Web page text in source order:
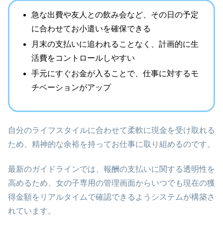
急な出費や友人との飲み会など、その日の予定
に合わせてお小遣いを確保できる
月末の支払いに追われることなく、計画的に生
活費をコントロールしやすい
手元にすぐお金が入ることで、仕事に対するモ
チベーションがアップ
自分のライフスタイルに合わせて柔軟に現金を受け取れる
ため、精神的な余裕を持ってお仕事に取り組めるのです。
最新のガイドラインでは、報酬の支払いに関する透明性を
高めるため、女の子専用の管理画面からいつでも現在の獲
得金額をリアルタイムで確認できるようシステムが構築さ
れています。